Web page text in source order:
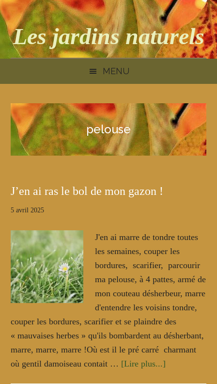
Skip
to
main
content
Skip
to
secondary
menu
Skip
to
primary
sidebar
Les jardins naturels
MENU
pelouse
J’en ai ras le bol de mon gazon !
5 avril 2025
J'en ai marre de tondre toutes
les semaines, couper les
bordures, scarifier, parcourir
ma pelouse, à 4 pattes, armé de
mon couteau désherbeur, marre
d'entendre les voisins tondre,
couper les bordures, scarifier et se plaindre des
« mauvaises herbes » qu'ils bombardent au désherbant,
marre, marre, marre !Où est il le pré carré charmant
où gentil damoiseau contait … [Lire plus...]